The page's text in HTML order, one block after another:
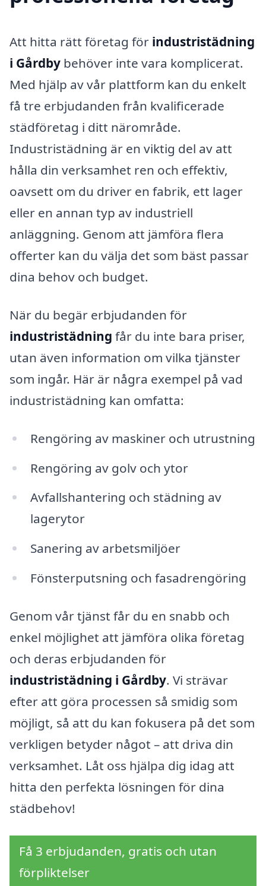
Att hitta rätt företag för industristädning
i Gårdby behöver inte vara komplicerat.
Med hjälp av vår plattform kan du enkelt
få tre erbjudanden från kvalificerade
städföretag i ditt närområde.
Industristädning är en viktig del av att
hålla din verksamhet ren och effektiv,
oavsett om du driver en fabrik, ett lager
eller en annan typ av industriell
anläggning. Genom att jämföra flera
offerter kan du välja det som bäst passar
dina behov och budget.
När du begär erbjudanden för
industristädning får du inte bara priser,
utan även information om vilka tjänster
som ingår. Här är några exempel på vad
industristädning kan omfatta:
Rengöring av maskiner och utrustning
Rengöring av golv och ytor
Avfallshantering och städning av
lagerytor
Sanering av arbetsmiljöer
Fönsterputsning och fasadrengöring
Genom vår tjänst får du en snabb och
enkel möjlighet att jämföra olika företag
och deras erbjudanden för
industristädning i Gårdby. Vi strävar
efter att göra processen så smidig som
möjligt, så att du kan fokusera på det som
verkligen betyder något – att driva din
verksamhet. Låt oss hjälpa dig idag att
hitta den perfekta lösningen för dina
städbehov!
Få 3 erbjudanden, gratis och utan
förpliktelser